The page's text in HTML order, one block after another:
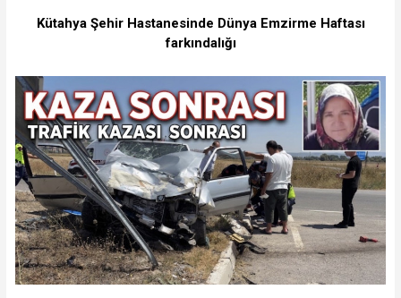
Kütahya Şehir Hastanesinde Dünya Emzirme Haftası
farkındalığı